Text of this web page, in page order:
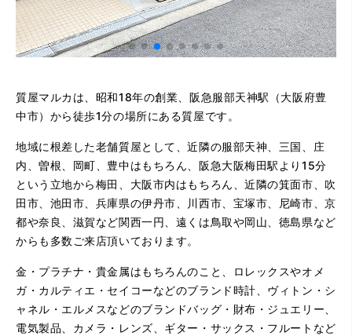
質屋マルカは、昭和18年の創業、阪急服部天神駅（大阪府豊
中市）から徒歩1分の場所にある質屋です。
地域に根差した老舗質屋として、近隣の服部天神、三国、庄
内、曽根、岡町、豊中はもちろん、阪急大阪梅田駅より15分
という立地から梅田、大阪市内はもちろん、近隣の箕面市、吹
田市、池田市、兵庫県の伊丹市、川西市、宝塚市、尼崎市、京
都や奈良、滋賀など関西一円、遠くは鳥取や岡山、徳島県など
からも多数ご来店頂いております。
金・プラチナ・貴金属はもちろんのこと、ロレックスやオメ
ガ・カルティエ・セイコーなどのブランド時計、ヴィトン・シ
ャネル・エルメスなどのブランドバッグ・財布・ジュエリー、
電気製品、カメラ・レンズ、ギター・サックス・フルートなど